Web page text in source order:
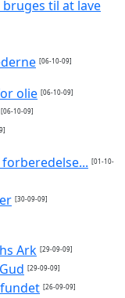
til at lave
[06-10-09]
olie [06-10-09]
[06-10-09]
[01-10-
[30-09-09]
Ark [29-09-09]
[29-09-09]
[26-09-09]